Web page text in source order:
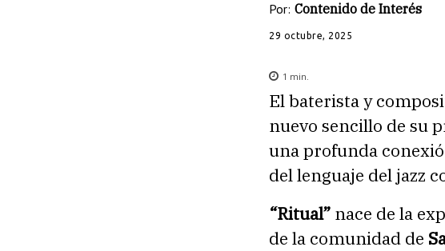
Por: Contenido de Interés
29 octubre, 2025
1 min.
El baterista y
nuevo sencillo de su
una profunda
del lenguaje del jazz
“Ritual” nace de la
de la comunidad de